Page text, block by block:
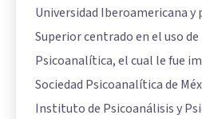
Universidad Iberoamericana y
Superior centrado en el uso
Psicoanalítica, el cual le fue
Sociedad Psicoanalítica de
Instituto de Psicoanálisis y